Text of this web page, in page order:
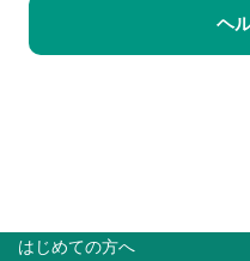
ヘ
はじめての方へ